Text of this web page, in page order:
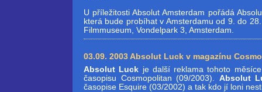
U příležitosti Absolut Amsterdam pořádá
která bude probíhat v Amsterdamu od 9. do
Filmmuseum, Vondelpark 3, Amsterdam.
03.09. 2003 Absolut Luck v magazínu
Absolut Luck je další reklama tohoto
časopisu Cosmopolitan (09/2003). Absolut
časopise Esquire (03/2002) a tak kdo jí loni